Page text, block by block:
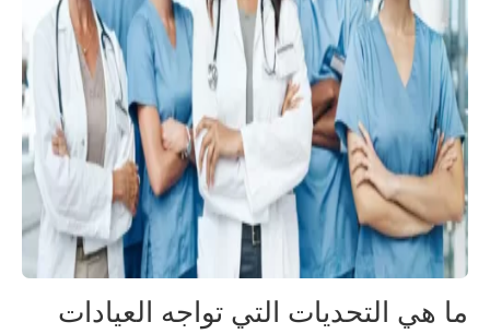
ما هي التحديات التي تواجه العيادات